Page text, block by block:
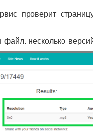
проверит
несколько